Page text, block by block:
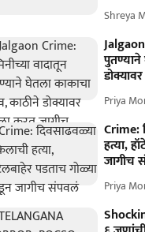
Shreya
Priya
Crime:
हत्या,
जागीच
Priya